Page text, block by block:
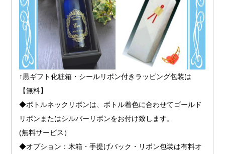
↑黒ギフト化粧箱・シールリボン付きラッピング包装は
【無料】
◆ボトルネックリボンは、ボトル着色に合わせてゴールド
リボンまたはシルバーリボンをお付け致します。
(無料サービス）
◆オプション：木箱・手提げバック・リボン包装は有料オ